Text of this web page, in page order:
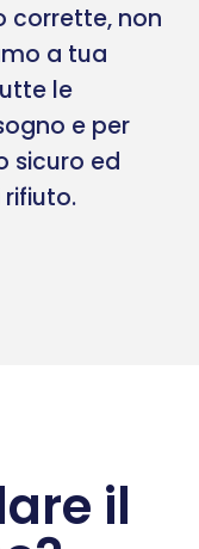
corrette, non
a tua
le
e per
sicuro ed
il